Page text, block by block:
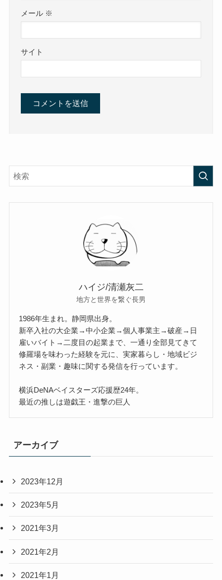
メール ※
サイト
ハイジ/清瀬灰二
地方と世界を繋ぐ長男
1986年生まれ。静岡県出身。
新卒入社の大企業→中小企業→個人事業主→破産→日
雇いバイト→二度目の起業まで、一通り全部見てきて
修羅場を味わった経験を元に、実家暮らし・地域ビジ
ネス・副業・趣味に関する発信を行っています。
横浜DeNAベイスターズ応援歴24年。
最近の推しは遊戯王・進撃の巨人
アーカイブ
2023年12月
2023年5月
2021年3月
2021年2月
2021年1月